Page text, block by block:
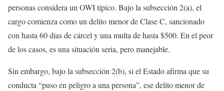
personas considera un OWI típico. Bajo la subsección 2(a), el
cargo comienza como un delito menor de Clase C, sancionado
con hasta 60 días de cárcel y una multa de hasta $500. En el peor
de los casos, es una situación seria, pero manejable.
Sin embargo, bajo la subsección 2(b), si el Estado afirma que su
conducta “puso en peligro a una persona”, ese delito menor de